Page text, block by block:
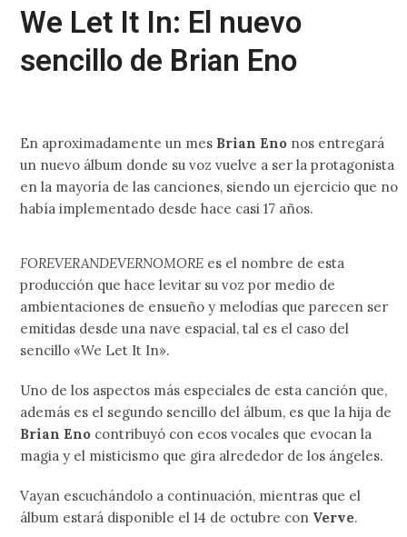
We Let It In: El nuevo
sencillo de Brian Eno
En aproximadamente un mes Brian Eno nos entregará
un nuevo álbum donde su voz vuelve a ser la protagonista
en la mayoría de las canciones, siendo un ejercicio que no
había implementado desde hace casi 17 años.
FOREVERANDEVERNOMORE es el nombre de esta
producción que hace levitar su voz por medio de
ambientaciones de ensueño y melodías que parecen ser
emitidas desde una nave espacial, tal es el caso del
sencillo «We Let It In».
Uno de los aspectos más especiales de esta canción que,
además es el segundo sencillo del álbum, es que la hija de
Brian Eno contribuyó con ecos vocales que evocan la
magia y el misticismo que gira alrededor de los ángeles.
Vayan escuchándolo a continuación, mientras que el
álbum estará disponible el 14 de octubre con Verve.